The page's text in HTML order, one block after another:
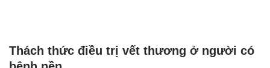
Thách thức điều trị vết thương ở người có